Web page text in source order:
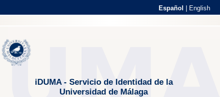
Español English
iDUMA - Servicio de Identidad de la
Universidad de Málaga